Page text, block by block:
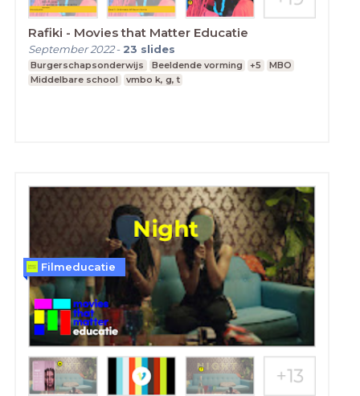
Rafiki - Movies that Matter Educatie
September 2022- 23 slides
Burgerschapsonderwijs Beeldende vorming +5
MBO
Middelbare school
vmbo k, g, t
Filmeducatie